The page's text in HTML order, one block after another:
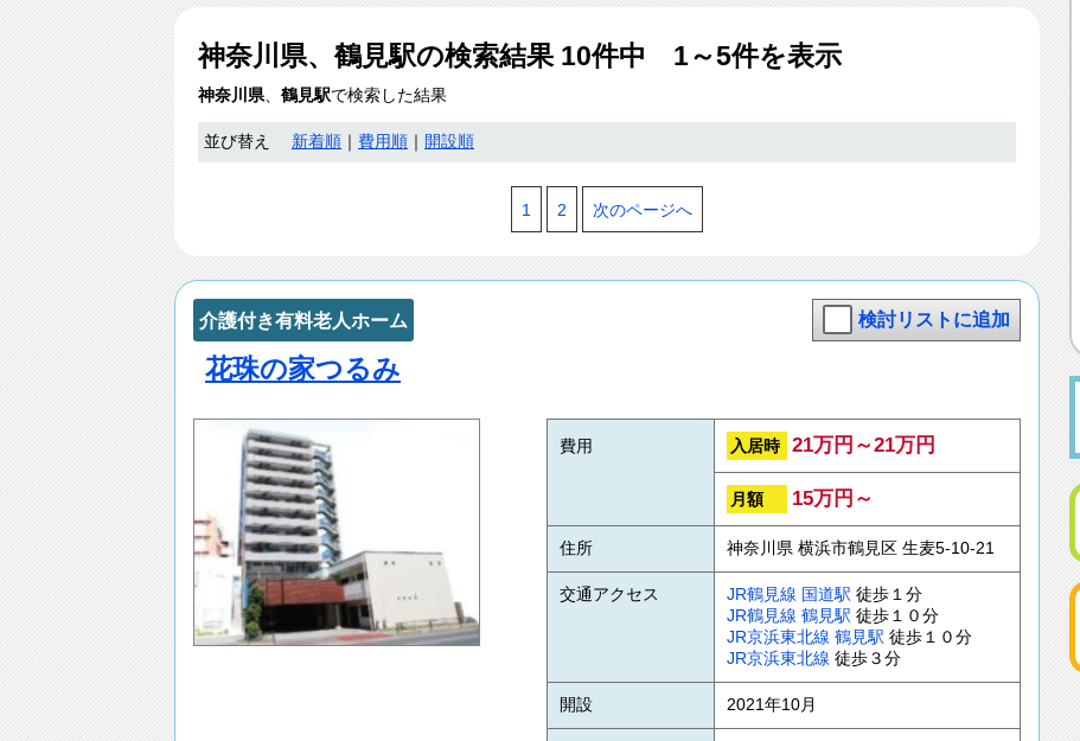
神奈川県、鶴見駅の検索結果 10件中 1～5件を表示
神奈川県、 鶴見駅で検索した結果
並び替え 新着順 費用順 開設順
1 2 次のページへ
介護付き有料老人ホーム 検討リストに追加
花珠の家つるみ
費用 入居時 21万円～21万円
月額 15万円～
住所 神奈川県 横浜市鶴見区 生麦5-10-21
交通アクセス JR鶴見線 国道駅 徒歩１分
JR鶴見線 鶴見駅 徒歩１０分
JR京浜東北線 鶴見駅 徒歩１０分
JR京浜東北線 徒歩３分
開設 2021年10月